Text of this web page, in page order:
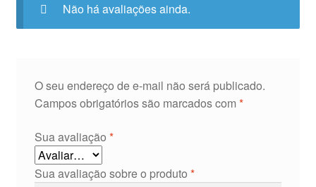
Não há avaliações ainda.
O seu endereço de e-mail não será publicado.
Campos obrigatórios são marcados com *
Sua avaliação *
Sua avaliação sobre o produto *